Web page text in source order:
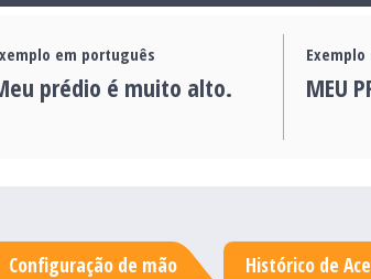
em português
prédio é muito alto. MEU
Configuração de mão Histórico de